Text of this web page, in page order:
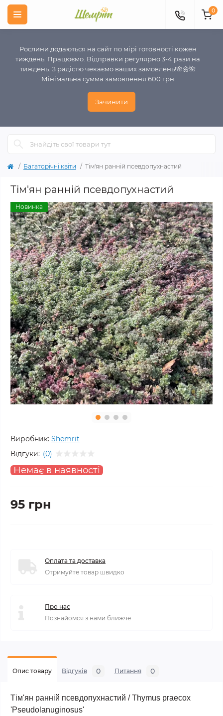
Рослини додаються на сайт по мірі готовності кожен
тиждень. Працюємо. Відправки регулярно 3-4 рази на
тиждень. З радістю чекаємо ваших замовлень!🌸🌼🌺
Мінімальна сумма замовлення 600 грн
Зачинити
0
Багаторічні квіти Тім'ян ранній псевдопухнастий
Тім'ян ранній псевдопухнастий
Новинка
Виробник: Shemrit
Відгуки: (0)
Немає в наявності
95 грн
Оплата та доставка
Отримуйте товар швидко
Про нас
Познайомся з нами ближче
Опис товару Відгуків 0 Питання 0
Тім'ян ранній псевдопухнастий /Thymus praecox
'Pseudolanuginosus'